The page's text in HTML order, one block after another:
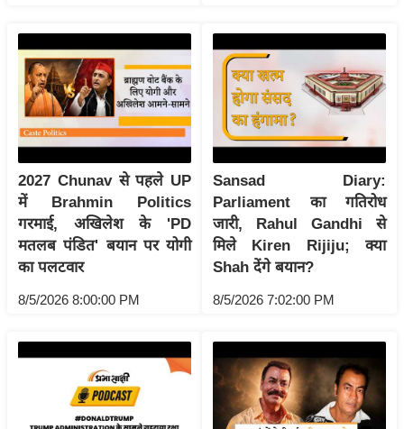
शि
फ
ल
वि
शे
वि
श्ले
ष
ण
डिं
2027 Chunav से पहले UP
में Brahmin Politics
गरमाई, अखिलेश के 'PD
मतलब पंडित' बयान पर योगी
का पलटवार
8/5/2026 8:00:00 PM
Sansad Diary:
Parliament का गतिरोध
जारी, Rahul Gandhi से
मिले Kiren Rijiju; क्या
Shah देंगे बयान?
8/5/2026 7:02:00 PM